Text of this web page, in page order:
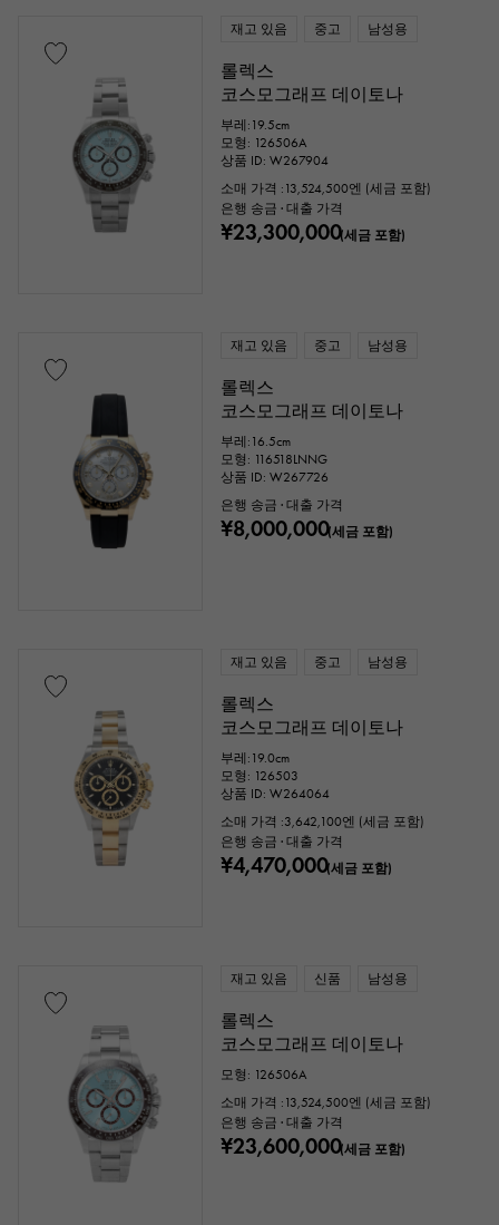
재고 있음 중고 남성용
롤렉스
코스모그래프 데이토나
부레:19.5cm
모형: 126506A
상품 ID: W267904
소매 가격 : 13,524,500엔 (세금 포함)
은행 송금 · 대출 가격
¥23,300,000(세금 포함)
재고 있음 중고 남성용
롤렉스
코스모그래프 데이토나
부레:16.5cm
모형: 116518LNNG
상품 ID: W267726
은행 송금 · 대출 가격
¥8,000,000(세금 포함)
재고 있음 중고 남성용
롤렉스
코스모그래프 데이토나
부레:19.0cm
모형: 126503
상품 ID: W264064
소매 가격 :3,642,100엔 (세금 포함)
은행 송금 · 대출 가격
¥4,470,000(세금 포함)
재고 있음 신품 남성용
롤렉스
코스모그래프 데이토나
모형: 126506A
소매 가격 : 13,524,500엔 (세금 포함)
은행 송금 · 대출 가격
¥23,600,000(세금 포함)